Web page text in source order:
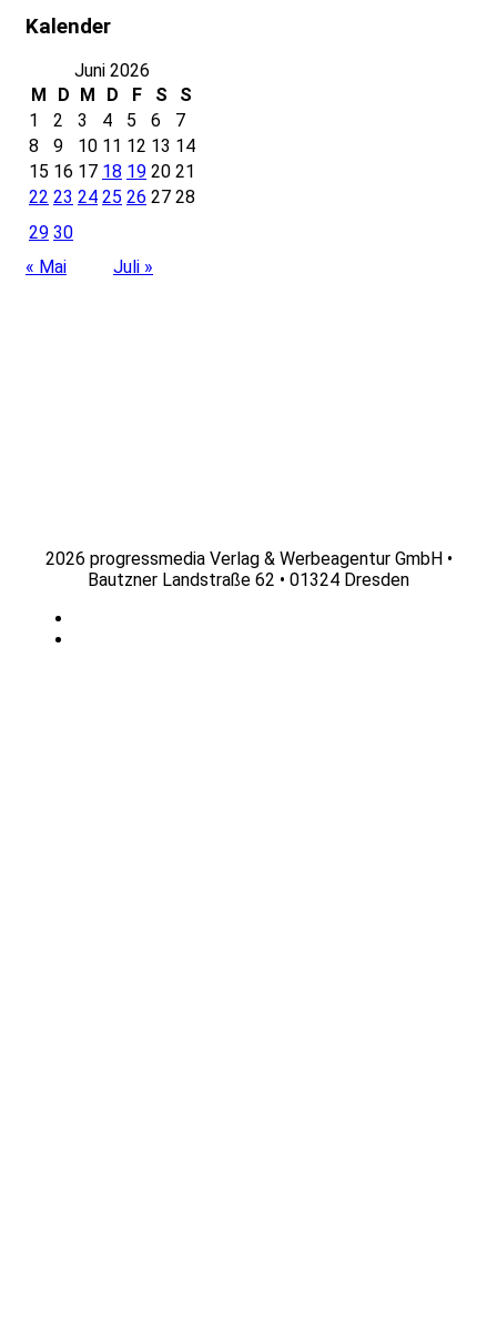
Kalender
Juni 2026
M
D M D F S
S
1
2 3 4 5 6
7
8
9 10 11 12 13 14
15 16 17 18 19 20 21
22 23 24 25 26 27 28
29 30
« Mai
Juli »
2026 progressmedia Verlag & Werbeagentur GmbH •
Bautzner Landstraße 62 • 01324 Dresden